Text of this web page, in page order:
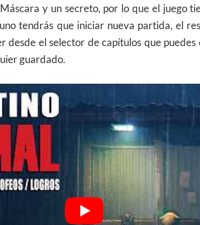
y un secreto, por lo que el juego
tendrás que iniciar nueva partida, el
desde el selector de capítulos que
guardado.